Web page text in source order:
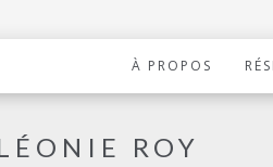
À PROPOS
ROY